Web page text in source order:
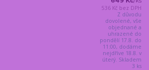
536 Kč bez DPH
Z důvodu
dovolené, vše
objednané a
uhrazené do
pondělí 17.8. do
11:00, dodáme
nejdříve 18.8. v
úterý. Skladem
3 ks